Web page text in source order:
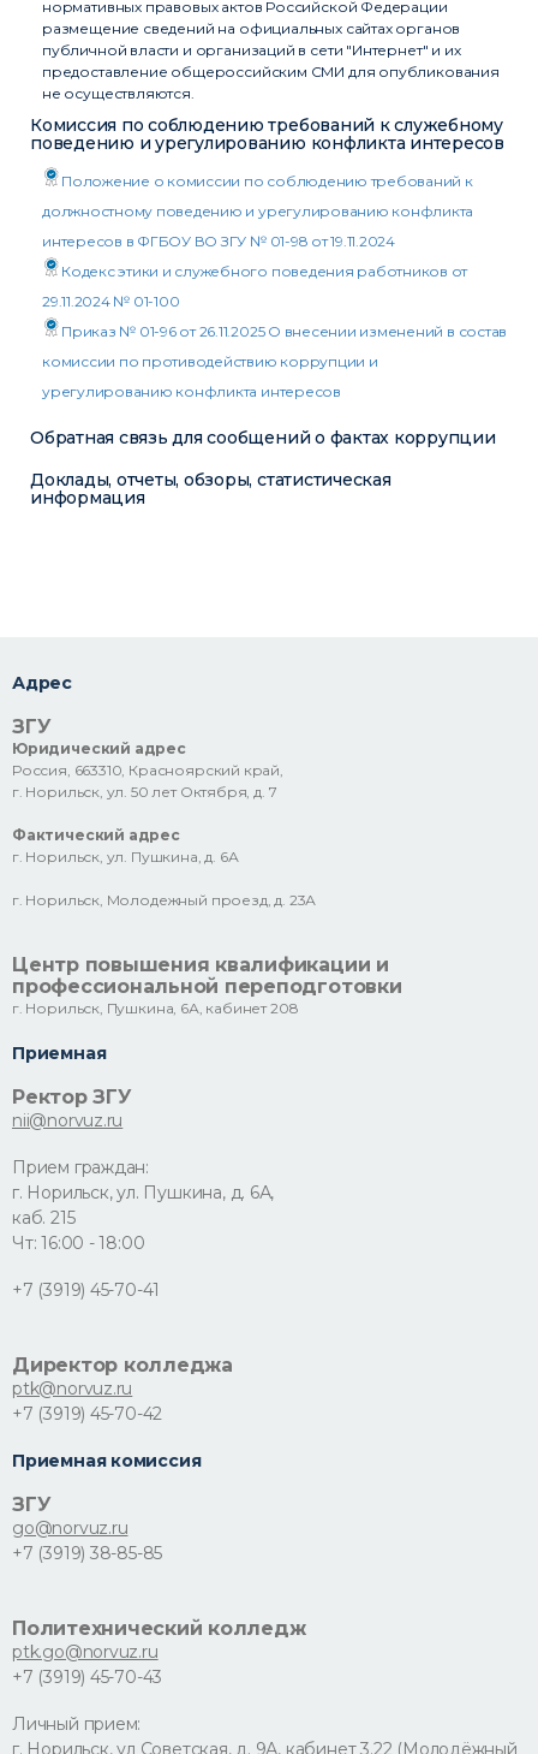
нормативных правовых актов Российской Федерации
размещение сведений на официальных сайтах органов
публичной власти и организаций в сети "Интернет" и их
предоставление общероссийским СМИ для опубликования
не осуществляются.
Комиссия по соблюдению требований к служебному
поведению и урегулированию конфликта интересов
Положение о комиссии по соблюдению требований к
должностному поведению и урегулированию конфликта
интересов в ФГБОУ ВО ЗГУ № 01-98 от 19.11.2024
Кодекс этики и служебного поведения работников от
29.11.2024 № 01-100
Приказ № 01-96 от 26.11.2025 О внесении изменений в состав
комиссии по противодействию коррупции и
урегулированию конфликта интересов
Обратная связь для сообщений о фактах коррупции
Доклады, отчеты, обзоры, статистическая
информация
Адрес
ЗГУ
Юридический адрес
Россия, 663310, Красноярский край,
г. Норильск, ул. 50 лет Октября, д. 7
Фактический адрес
г. Норильск, ул. Пушкина, д. 6А
г. Норильск, Молодежный проезд, д. 23А
Центр повышения квалификации и
профессиональной переподготовки
г. Норильск, Пушкина, 6А, кабинет 208
Приемная
Ректор ЗГУ
nii@norvuz.ru
Прием граждан:
г. Норильск, ул. Пушкина, д. 6А,
каб. 215
Чт: 16:00 - 18:00
+7 (3919) 45-70-41
Директор колледжа
ptk@norvuz.ru
+7 (3919) 45-70-42
Приемная комиссия
ЗГУ
go@norvuz.ru
+7 (3919) 38-85-85
Политехнический колледж
ptk.go@norvuz.ru
+7 (3919) 45-70-43
Личный прием:
г. Норильск, ул Советская, д. 9А, кабинет 3.22 (Молодёжный